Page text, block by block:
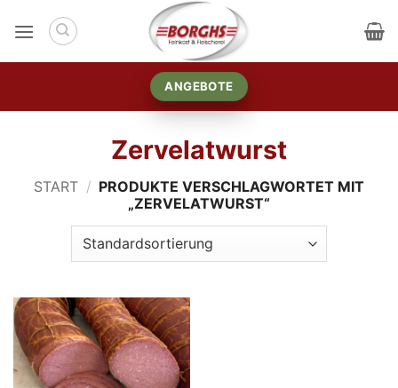
Inhalt
ANGEBOTE
Zervelatwurst
START / PRODUKTE VERSCHLAGWORTET MIT
„ZERVELATWURST“